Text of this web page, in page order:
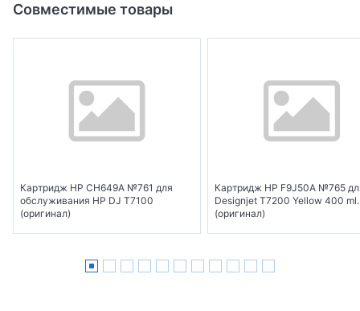
Совместимые товары
Картридж HP CH649A №761 для
обслуживания HP DJ T7100
(оригинал)
Картридж HP F9J50A №765
Designjet T7200 Yellow 400 ml.
(оригинал)